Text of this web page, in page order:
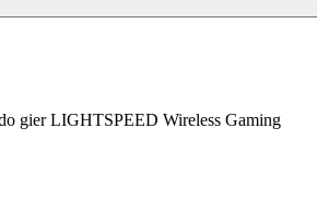
gier LIGHTSPEED Wireless Gaming